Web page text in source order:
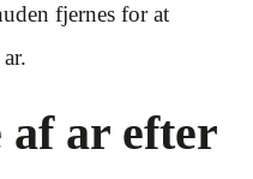
fjernes for at
af ar efter